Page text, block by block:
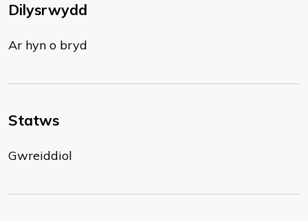
Dilysrwydd
Ar hyn o bryd
Statws
Gwreiddiol